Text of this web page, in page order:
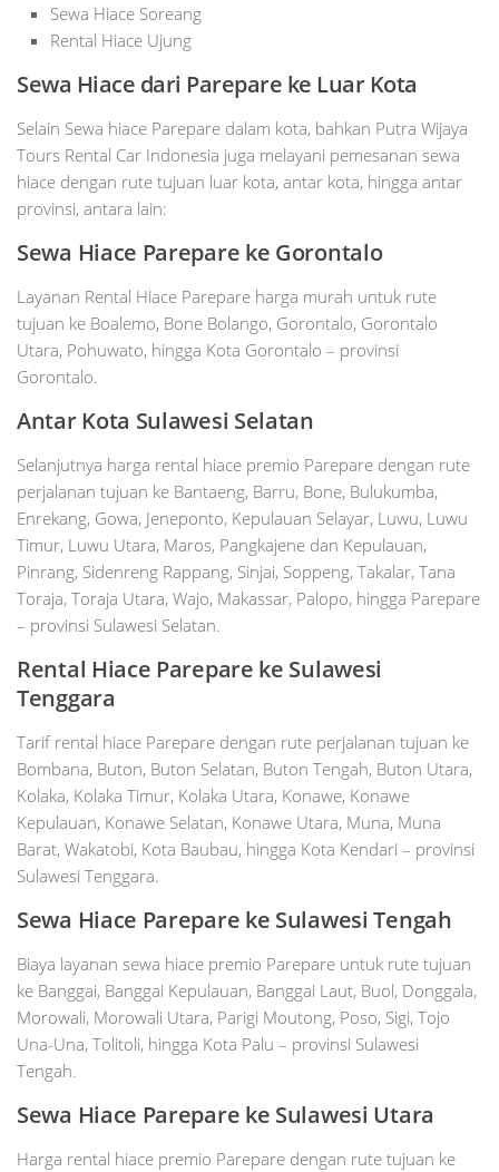
Sewa Hiace Soreang
Rental Hiace Ujung
Sewa Hiace dari Parepare ke Luar Kota
Selain Sewa hiace Parepare dalam kota, bahkan Putra Wijaya
Tours Rental Car Indonesia juga melayani pemesanan sewa
hiace dengan rute tujuan luar kota, antar kota, hingga antar
provinsi, antara lain:
Sewa Hiace Parepare ke Gorontalo
Layanan Rental Hiace Parepare harga murah untuk rute
tujuan ke Boalemo, Bone Bolango, Gorontalo, Gorontalo
Utara, Pohuwato, hingga Kota Gorontalo – provinsi
Gorontalo.
Antar Kota Sulawesi Selatan
Selanjutnya harga rental hiace premio Parepare dengan rute
perjalanan tujuan ke Bantaeng, Barru, Bone, Bulukumba,
Enrekang, Gowa, Jeneponto, Kepulauan Selayar, Luwu, Luwu
Timur, Luwu Utara, Maros, Pangkajene dan Kepulauan,
Pinrang, Sidenreng Rappang, Sinjai, Soppeng, Takalar, Tana
Toraja, Toraja Utara, Wajo, Makassar, Palopo, hingga Parepare
– provinsi Sulawesi Selatan.
Rental Hiace Parepare ke Sulawesi
Tenggara
Tarif rental hiace Parepare dengan rute perjalanan tujuan ke
Bombana, Buton, Buton Selatan, Buton Tengah, Buton Utara,
Kolaka, Kolaka Timur, Kolaka Utara, Konawe, Konawe
Kepulauan, Konawe Selatan, Konawe Utara, Muna, Muna
Barat, Wakatobi, Kota Baubau, hingga Kota Kendari – provinsi
Sulawesi Tenggara.
Sewa Hiace Parepare ke Sulawesi Tengah
Biaya layanan sewa hiace premio Parepare untuk rute tujuan
ke Banggai, Banggai Kepulauan, Banggai Laut, Buol, Donggala,
Morowali, Morowali Utara, Parigi Moutong, Poso, Sigi, Tojo
Una-Una, Tolitoli, hingga Kota Palu – provinsi Sulawesi
Tengah.
Sewa Hiace Parepare ke Sulawesi Utara
Harga rental hiace premio Parepare dengan rute tujuan ke